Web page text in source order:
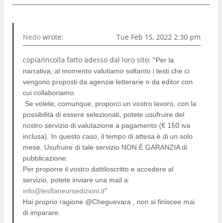
Nedo wrote: Tue Feb 15, 2022 2:30 pm
copia/incolla fatto adesso dal loro sito: " Per la
narrativa, al momento valutiamo soltanto i testi che ci
vengono proposti da agenzie letterarie o da editor con
cui collaboriamo.
Se volete, comunque, proporci un vostro lavoro, con la
possibilità di essere selezionati, potete usufruire del
nostro servizio di valutazione a pagamento (€ 150 iva
inclusa). In questo caso, il tempo di attesa è di un solo
mese. Usufruire di tale servizio NON È GARANZIA di
pubblicazione.
Per proporre il vostro dattiloscritto e accedere al
servizio, potete inviare una mail a:
info@lesflaneursedizioni.it"
Hai proprio ragione @Cheguevara , non si finiscee mai
di imparare.